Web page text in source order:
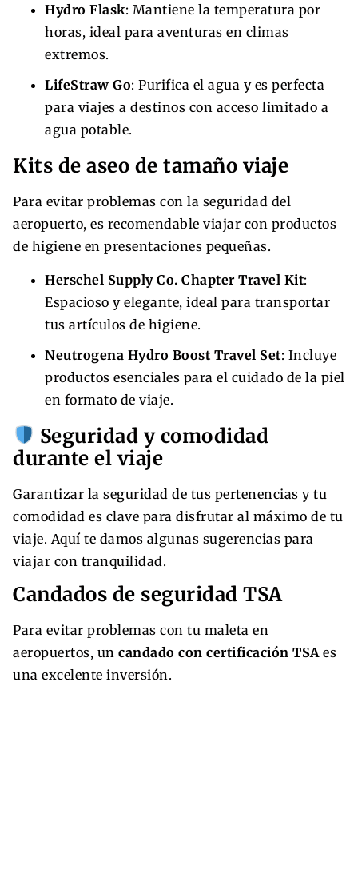
Hydro Flask: Mantiene la temperatura por
horas, ideal para aventuras en climas
extremos.
LifeStraw Go: Purifica el agua y es perfecta
para viajes a destinos con acceso limitado a
agua potable.
Kits de aseo de tamaño viaje
Para evitar problemas con la seguridad del
aeropuerto, es recomendable viajar con productos
de higiene en presentaciones pequeñas.
Herschel Supply Co. Chapter Travel Kit:
Espacioso y elegante, ideal para transportar
tus artículos de higiene.
Neutrogena Hydro Boost Travel Set: Incluye
productos esenciales para el cuidado de la piel
en formato de viaje.
Seguridad y comodidad
durante el viaje
Garantizar la seguridad de tus pertenencias y tu
comodidad es clave para disfrutar al máximo de tu
viaje. Aquí te damos algunas sugerencias para
viajar con tranquilidad.
Candados de seguridad TSA
Para evitar problemas con tu maleta en
aeropuertos, un candado con certificación TSA es
una excelente inversión.